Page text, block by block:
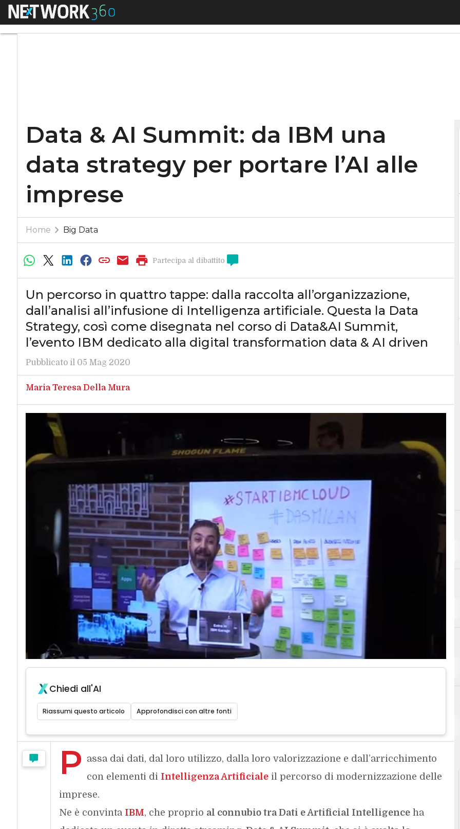
Menu
Data & AI Summit: da IBM una
data strategy per portare l’AI alle
imprese
Home Big Data
Partecipa al dibattito
Un percorso in quattro tappe: dalla raccolta all’organizzazione,
dall’analisi all’infusione di Intelligenza artificiale. Questa la Data
Strategy, così come disegnata nel corso di Data&AI Summit,
l’evento IBM dedicato alla digital transformation data & AI driven
Pubblicato il 05 Mag 2020
Maria Teresa Della Mura
Chiedi all'AI
Riassumi questo articolo Approfondisci con altre fonti
P assa dai dati, dal loro utilizzo, dalla loro valorizzazione e dall’arricchimento
con elementi di Intelligenza Artificialeil percorso di modernizzazione delle
imprese.
Ne è convinta IBM, che proprio al connubio tra Dati e Artificial Intelligenceha